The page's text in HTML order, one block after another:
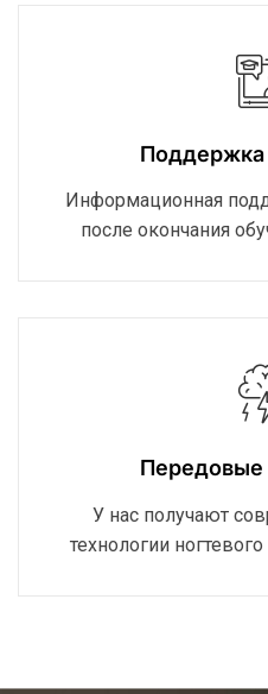
Поддержка
Информационная
после окончания
Передовые
У нас получают
технологии